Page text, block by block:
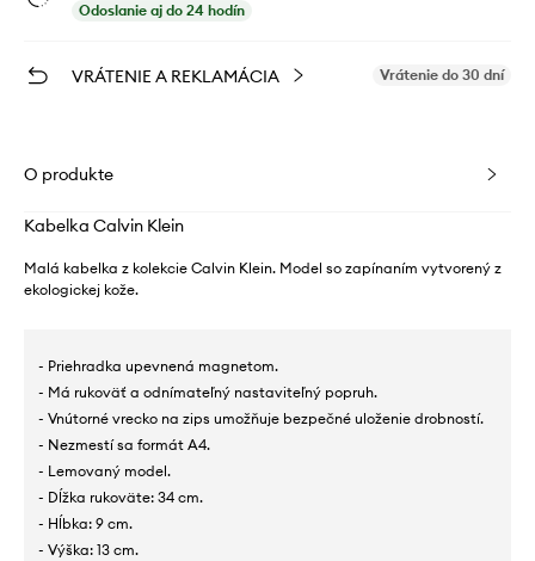
Odoslanie aj do 24 hodín
VRÁTENIE A REKLAMÁCIA Vrátenie do 30 dní
O produkte
Kabelka Calvin Klein
Malá kabelka z kolekcie Calvin Klein. Model so zapínaním vytvorený z
ekologickej kože.
- Priehradka upevnená magnetom.
- Má rukoväť a odnímateľný nastaviteľný popruh.
- Vnútorné vrecko na zips umožňuje bezpečné uloženie drobností.
- Nezmestí sa formát A4.
- Lemovaný model.
- Dĺžka rukoväte: 34 cm.
- Hĺbka: 9 cm.
- Výška: 13 cm.